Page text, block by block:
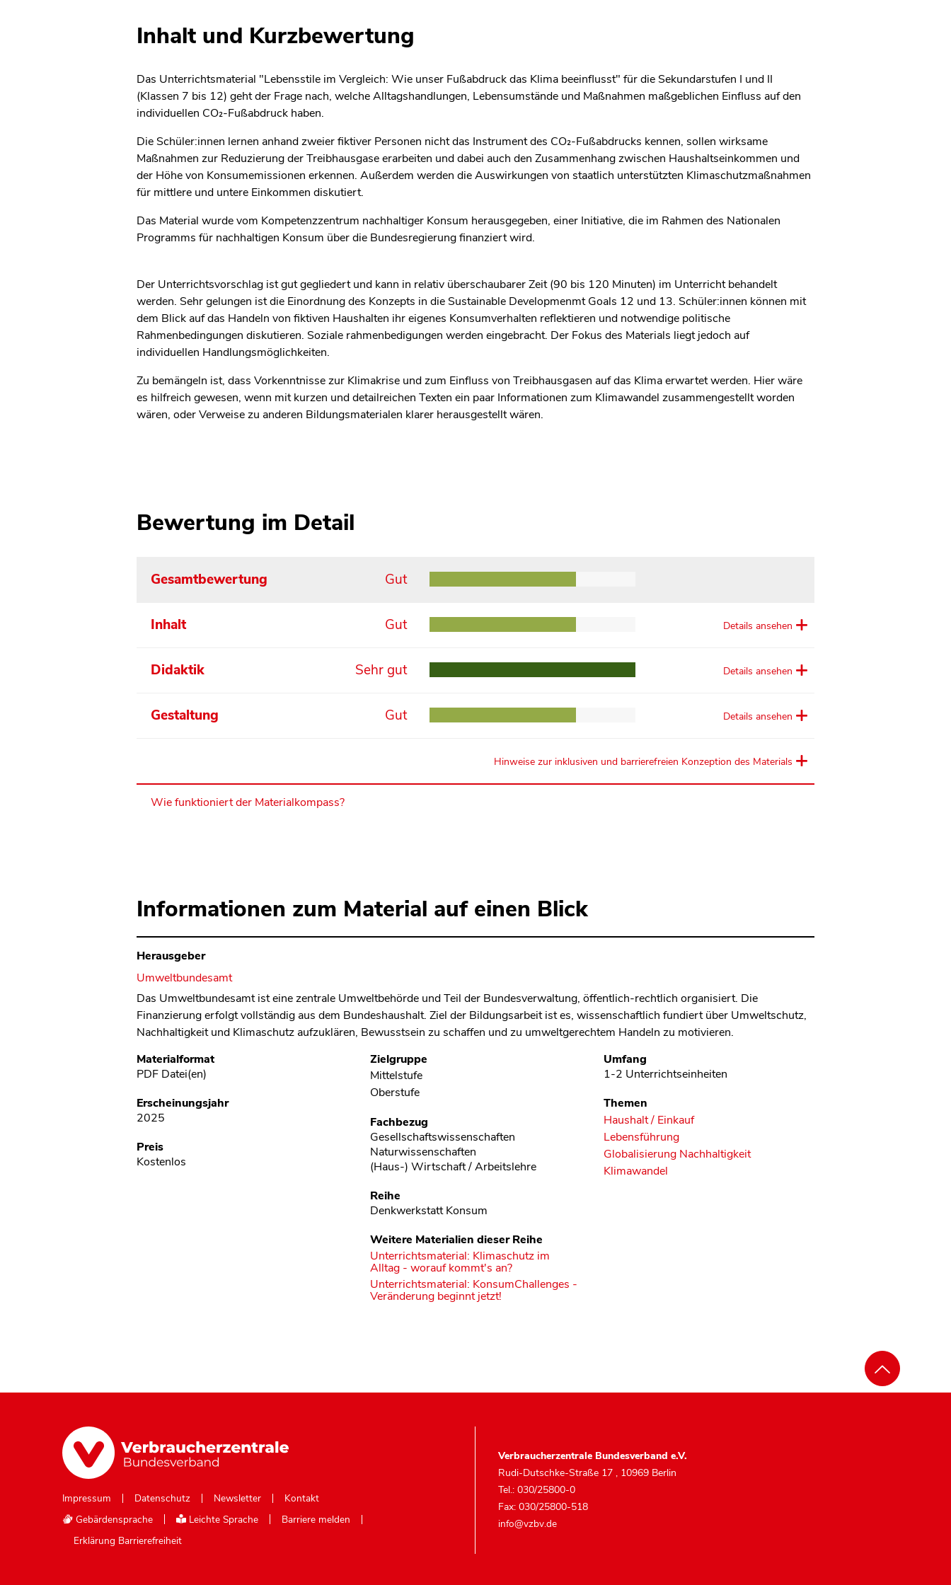
Inhalt und Kurzbewertung
Das Unterrichtsmaterial "Lebensstile im Vergleich: Wie unser Fußabdruck das Klima beeinflusst" für die Sekundarstufen I und II
(Klassen 7 bis 12) geht der Frage nach, welche Alltagshandlungen, Lebensumstände und Maßnahmen maßgeblichen Einfluss auf den
individuellen CO₂-Fußabdruck haben.
Die Schüler:innen lernen anhand zweier fiktiver Personen nicht das Instrument des CO₂-Fußabdrucks kennen, sollen wirksame
Maßnahmen zur Reduzierung der Treibhausgase erarbeiten und dabei auch den Zusammenhang zwischen Haushaltseinkommen und
der Höhe von Konsumemissionen erkennen. Außerdem werden die Auswirkungen von staatlich unterstützten Klimaschutzmaßnahmen
für mittlere und untere Einkommen diskutiert.
Das Material wurde vom Kompetenzzentrum nachhaltiger Konsum herausgegeben, einer Initiative, die im Rahmen des Nationalen
Programms für nachhaltigen Konsum über die Bundesregierung finanziert wird.
Der Unterrichtsvorschlag ist gut gegliedert und kann in relativ überschaubarer Zeit (90 bis 120 Minuten) im Unterricht behandelt
werden. Sehr gelungen ist die Einordnung des Konzepts in die Sustainable Developmenmt Goals 12 und 13. Schüler:innen können mit
dem Blick auf das Handeln von fiktiven Haushalten ihr eigenes Konsumverhalten reflektieren und notwendige politische
Rahmenbedingungen diskutieren. Soziale rahmenbedigungen werden eingebracht. Der Fokus des Materials liegt jedoch auf
individuellen Handlungsmöglichkeiten.
Zu bemängeln ist, dass Vorkenntnisse zur Klimakrise und zum Einfluss von Treibhausgasen auf das Klima erwartet werden. Hier wäre
es hilfreich gewesen, wenn mit kurzen und detailreichen Texten ein paar Informationen zum Klimawandel zusammengestellt worden
wären, oder Verweise zu anderen Bildungsmaterialen klarer herausgestellt wären.
Bewertung im Detail
Gesamtbewertung Gut
Inhalt Gut Details ansehen
Didaktik Sehr gut Details ansehen
Gestaltung Gut Details ansehen
Hinweise zur inklusiven und barrierefreien Konzeption des Materials
Wie funktioniert der Materialkompass?
Informationen zum Material auf einen Blick
Herausgeber
Umweltbundesamt
Das Umweltbundesamt ist eine zentrale Umweltbehörde und Teil der Bundesverwaltung, öffentlich-rechtlich organisiert. Die
Finanzierung erfolgt vollständig aus dem Bundeshaushalt. Ziel der Bildungsarbeit ist es, wissenschaftlich fundiert über Umweltschutz,
Nachhaltigkeit und Klimaschutz aufzuklären, Bewusstsein zu schaffen und zu umweltgerechtem Handeln zu motivieren.
Metadaten
Materialformat
PDF Datei(en)
Erscheinungsjahr
2025
Preis
Kostenlos
Zielgruppe
Mittelstufe
Oberstufe
Fachbezug
Gesellschaftswissenschaften
Naturwissenschaften
(Haus-) Wirtschaft / Arbeitslehre
Reihe
Denkwerkstatt Konsum
Weitere Materialien dieser Reihe
Unterrichtsmaterial: Klimaschutz im
Alltag - worauf kommt's an?
Unterrichtsmaterial: KonsumChallenges -
Veränderung beginnt jetzt!
Umfang
1-2 Unterrichtseinheiten
Themen
Haushalt / Einkauf
Lebensführung
Globalisierung Nachhaltigkeit
Klimawandel
Impressum Datenschutz Newsletter
Kontakt
Gebärdensprache
Leichte Sprache
Barriere melden
Erklärung Barrierefreiheit
Verbraucherzentrale Bundesverband e.V.
Rudi-Dutschke-Straße 17 , 10969 Berlin
Tel.: 030/25800-0
Fax: 030/25800-518
info@vzbv.de